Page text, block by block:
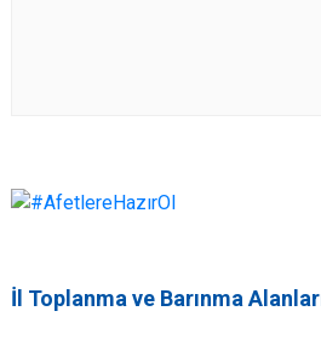
İl Toplanma ve Barınma